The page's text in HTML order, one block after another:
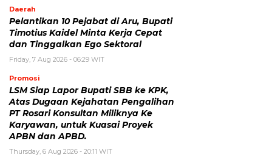
Daerah
Pelantikan 10 Pejabat di Aru, Bupati
Timotius Kaidel Minta Kerja Cepat
dan Tinggalkan Ego Sektoral
Friday, 7 Aug 2026 - 06:29 WIT
Promosi
LSM Siap Lapor Bupati SBB ke KPK,
Atas Dugaan Kejahatan Pengalihan
PT Rosari Konsultan Miliknya Ke
Karyawan, untuk Kuasai Proyek
APBN dan APBD.
Thursday, 6 Aug 2026 - 20:11 WIT